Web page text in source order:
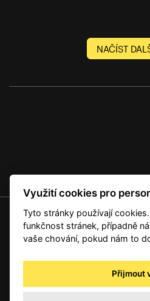
NAČÍST
© 2001 — 2026 Copyright CMI News
Autorská
Zpracování osobních údajů -
Zpracování osobních údajů pro
Využití cookies pro
Tyto stránky používají
funkčnost stránek, případně
vaše chování, pokud nám to
Přijmout